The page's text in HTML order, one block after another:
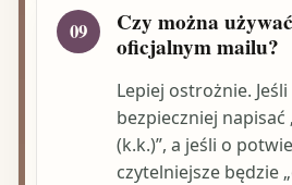
09
Czy można
oficjalnym mailu?
Lepiej ostrożnie.
bezpieczniej napisać
(k.k.)”, a jeśli o
czytelniejsze będzie